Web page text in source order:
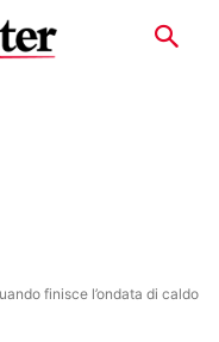
finisce l’ondata di caldo